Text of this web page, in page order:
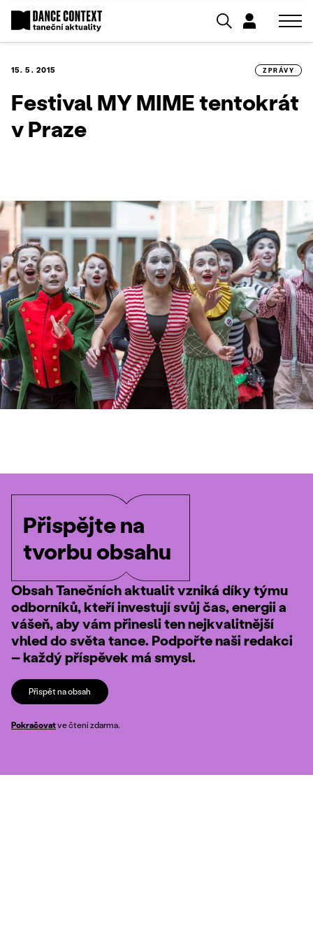
15. 5. 2015 ZPRÁVY
Festival MY MIME tentokrát
v Praze
Přispějte na
tvorbu obsahu
Obsah Tanečních aktualit vzniká díky týmu
odborníků, kteří investují svůj čas, energii a
vášeň, aby vám přinesli ten nejkvalitnější
vhled do světa tance. Podpořte naši redakci
– každý příspěvek má smysl.
Přispět na obsah
Pokračovatve čtení zdarma.